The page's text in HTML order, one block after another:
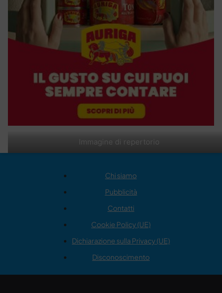
Immagine di repertorio
Chi siamo
Pubblicità
Contatti
Cookie Policy (UE)
Dichiarazione sulla Privacy (UE)
Disconoscimento